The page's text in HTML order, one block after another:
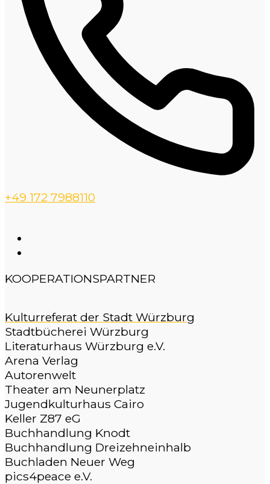
+49 172 7988110
KOOPERATIONSPARTNER
Kulturreferat der Stadt Würzburg
Stadtbücherei Würzburg
Literaturhaus Würzburg e.V.
Arena Verlag
Autorenwelt
Theater am Neunerplatz
Jugendkulturhaus Cairo
Keller Z87 eG
Buchhandlung Knodt
Buchhandlung Dreizehneinhalb
Buchladen Neuer Weg
pics4peace e.V.